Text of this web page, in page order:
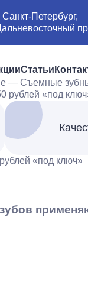
Санкт-Петербург,
Статьи
— Съемные
«под ключ»